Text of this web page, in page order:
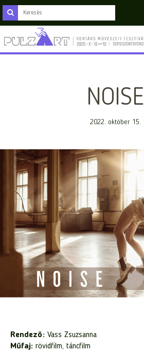
NOISE
2022. október 15.
Rendező: Vass Zsuzsanna
Műfaj: rövidfilm, táncfilm